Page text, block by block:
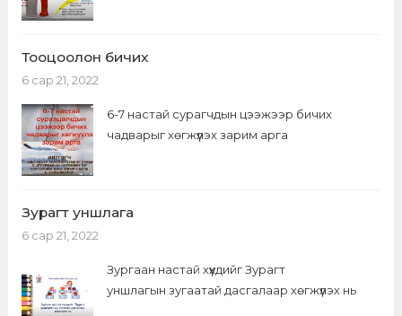
Тооцоолон бичих
6 сар 21, 2022
6-7 настай сурагчдын цээжээр бичих
чадварыг хөгжүүлэх зарим арга
Зурагт уншлага
6 сар 21, 2022
Зургаан настай хүүхдийг Зурагт
уншлагын зугаатай дасгалаар хөгжүүлэх нь